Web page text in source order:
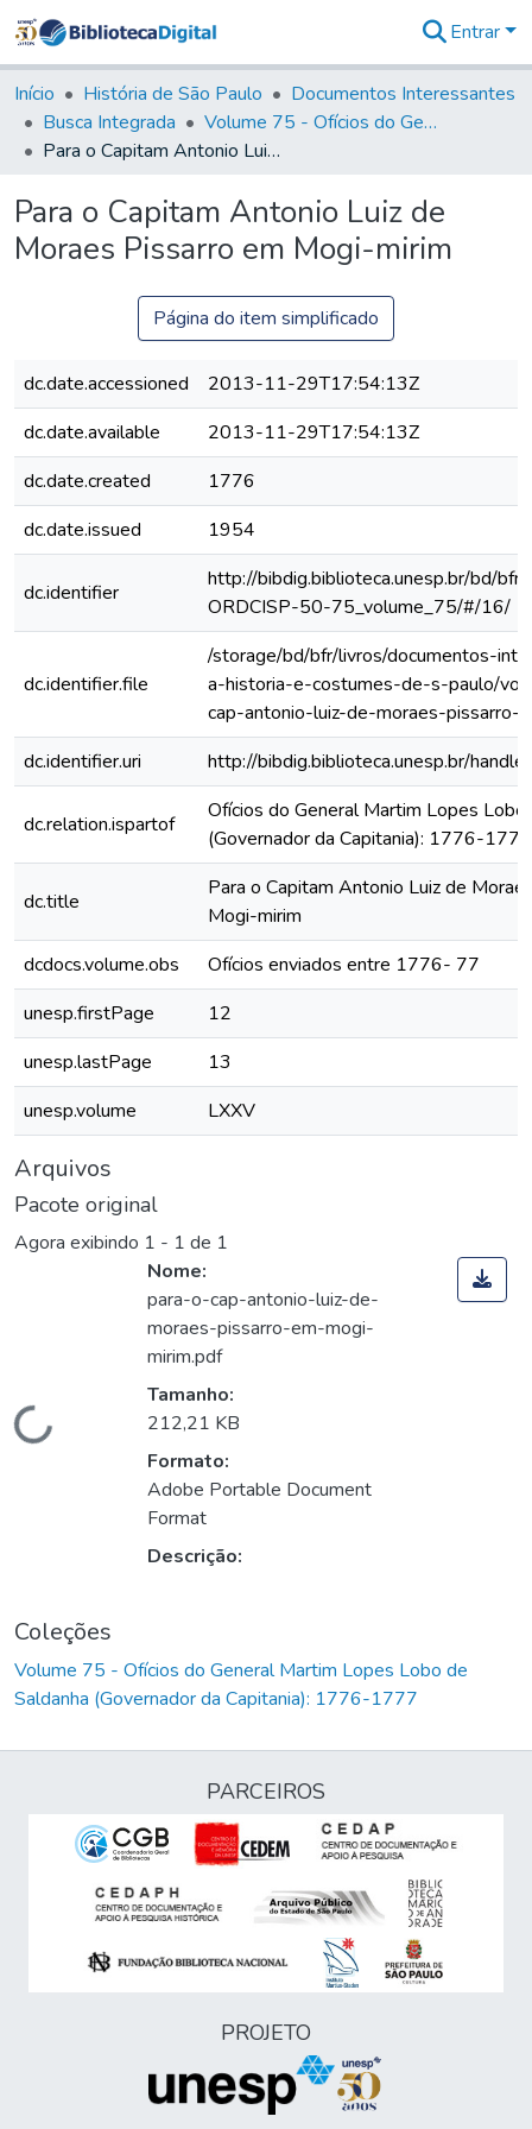
&
Coleções
Tudo na
Biblioteca
Estatísticas
Entrar
Início História de São Paulo
Documentos Interessantes
Busca Integrada
Volume 75 - Ofícios do General Martim Lopes Lobo de Saldanha (Governador da Capitania): 1776-1777
Para o Capitam Antonio Luiz de Moraes Pissarro em Mogi-mirim
Para o Capitam Antonio Luiz de
Moraes Pissarro em Mogi-mirim
Página do item simplificado
dc.date.accessioned
2013-11-29T17:54:13Z
dc.date.available
2013-11-29T17:54:13Z
dc.date.created
1776
dc.date.issued
1954
dc.identifier
http://bibdig.biblioteca.unesp.br/bd/
ORDCISP-50-75_volume_75/#/16/
dc.identifier.file
/storage/bd/bfr/livros/documentos-
a-historia-e-costumes-de-s-paulo/
cap-antonio-luiz-de-moraes-pissarro-
dc.identifier.uri
http://bibdig.biblioteca.unesp.br/
dc.relation.ispartof
Ofícios do General Martim Lopes Lobo
(Governador da Capitania): 1776-1777
dc.title
Para o Capitam Antonio Luiz de
Mogi-mirim
dcdocs.volume.obs
Ofícios enviados entre 1776- 77
unesp.firstPage
12
unesp.lastPage
13
unesp.volume
LXXV
Arquivos
Pacote original
Agora exibindo 1 - 1 de 1
Carregando...
Nome:
para-o-cap-antonio-luiz-de-
moraes-pissarro-em-mogi-
mirim.pdf
Tamanho:
212,21 KB
Formato:
Adobe Portable Document
Format
Descrição:
Coleções
Volume 75 - Ofícios do General Martim Lopes Lobo de
Saldanha (Governador da Capitania): 1776-1777
PARCEIROS
PROJETO